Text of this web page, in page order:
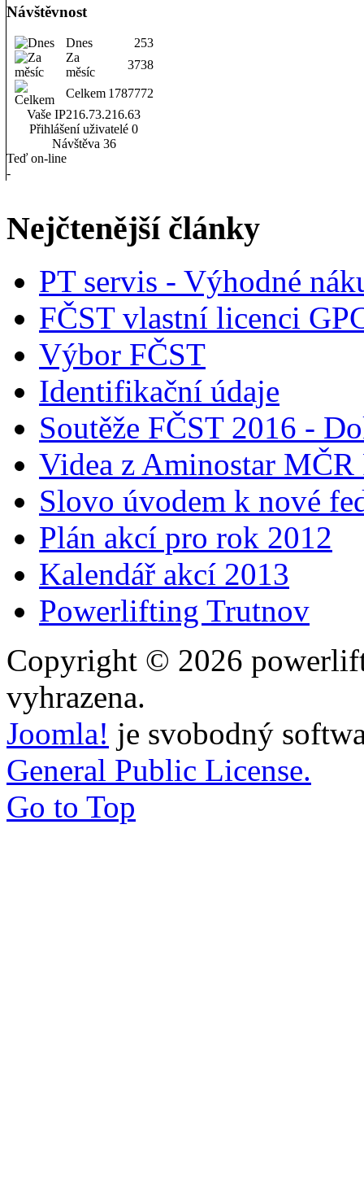
Návštěvnost
Dnes
253
Za
měsíc
3738
Celkem 1787772
Vaše IP216.73.216.63
Přihlášení uživatelé 0
Návštěva 36
Teď on-line
-
Nejčtenější články
PT servis - Výhodné
FČST vlastní licenci
Výbor FČST
Identifikační údaje
Soutěže FČST 2016 -
Videa z Aminostar MČR
Slovo úvodem k nové
Plán akcí pro rok 2012
Kalendář akcí 2013
Powerlifting Trutnov
Copyright © 2026
vyhrazena.
Joomla! je svobodný
General Public License.
Go to Top